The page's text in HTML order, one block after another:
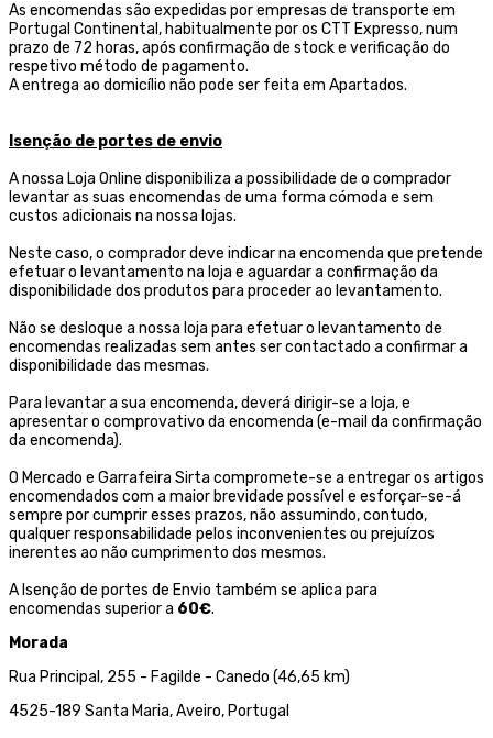
As encomendas são expedidas por empresas de transporte em
Portugal Continental, habitualmente por os CTT Expresso,num
prazo de 72 horas, após confirmação de stock e verificação do
respetivo método de pagamento.
A entrega ao domicílio não pode ser feita em Apartados.
Isenção de portes de envio
A nossa Loja Online disponibiliza a possibilidade de o comprador
levantar as suas encomendas de uma forma cómoda e sem
custos adicionais na nossa lojas.
Neste caso, o comprador deve indicar na encomenda que pretende
efetuar o levantamento na loja e aguardar a confirmação da
disponibilidade dos produtos para proceder ao levantamento.
Não se desloque a nossa loja para efetuar o levantamento de
encomendas realizadas sem antes ser contactado a confirmar a
disponibilidade das mesmas.
Para levantar a sua encomenda, deverá dirigir-se a loja, e
apresentar o comprovativo da encomenda (e-mail da confirmação
da encomenda).
O Mercado e Garrafeira Sirta compromete-se a entregar os artigos
encomendados com a maior brevidade possível e esforçar-se-á
sempre por cumprir esses prazos, não assumindo, contudo,
qualquer responsabilidade pelos inconvenientes ou prejuízos
inerentes ao não cumprimento dos mesmos.
A Isenção de portes de Envio também se aplica para
encomendas superior a 60€.
Morada
Rua Principal, 255 - Fagilde - Canedo (46,65 km)
4525-189 Santa Maria, Aveiro, Portugal